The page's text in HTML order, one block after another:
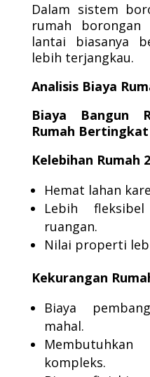
Dalam sistem
rumah
lantai biasanya
lebih terjangkau.
Analisis Biaya
Biaya Bangun
Rumah Bertingkat
Kelebihan Rumah
Hemat lahan
Lebih
ruangan.
Nilai properti
Kekurangan
Biaya
mahal.
kompleks.